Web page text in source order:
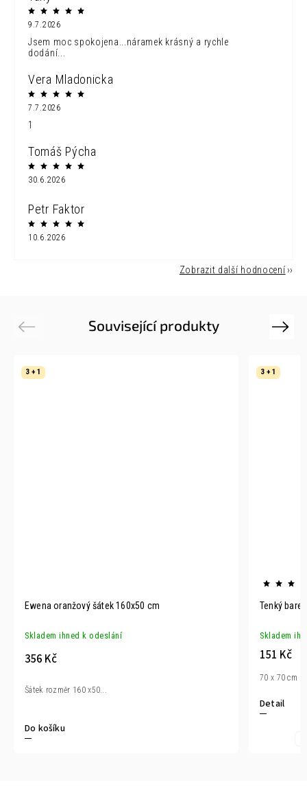
9.7.2026
Jsem moc spokojena...náramek krásný a rychle
dodání...
Vera Mladonicka
7.7.2026
1
Tomáš Pýcha
30.6.2026
Petr Faktor
10.6.2026
Zobrazit další hodnocení
Související produkty
Previous
3 + 1
Ewena oranžový šátek 160x50 cm
Skladem ihned k odeslání
356 Kč
Do košíku
Šátek rozměr 160 x50...
3 + 1
Tenký
Skladem
151 Kč
Detail
70 x 70 cm
Next